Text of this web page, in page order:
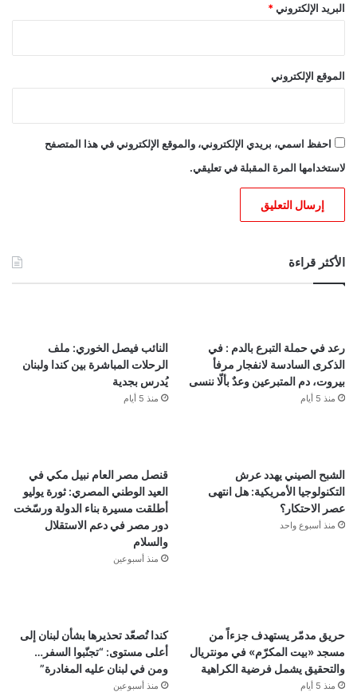
البريد الإلكتروني *
الموقع الإلكتروني
احفظ اسمي، بريدي الإلكتروني، والموقع الإلكتروني في هذا المتصفح
لاستخدامها المرة المقبلة في تعليقي.
الأكثر قراءة
رعد في حملة التبرع بالدم : في
الذكرى السادسة لانفجار مرفأ
بيروت، دم المتبرعين وعدٌ بألّا ننسى
منذ 5 أيام
النائب فيصل الخوري: ملف
الرحلات المباشرة بين كندا ولبنان
يُدرس بجدية
منذ 5 أيام
الشبح الصيني يهدد عرش
التكنولوجيا الأمريكية: هل انتهى
عصر الاحتكار؟
منذ أسبوع واحد
قنصل مصر العام نبيل مكي في
العيد الوطني المصري: ثورة يوليو
أطلقت مسيرة بناء الدولة ورسّخت
دور مصر في دعم الاستقلال
والسلام
منذ أسبوعين
حريق مدمّر يستهدف جزءاً من
مسجد «بيت المكرّم» في مونتريال
والتحقيق يشمل فرضية الكراهية
منذ 5 أيام
كندا تُصعّد تحذيرها بشأن لبنان إلى
أعلى مستوى: “تجنّبوا السفر…
ومن في لبنان عليه المغادرة”
منذ أسبوعين